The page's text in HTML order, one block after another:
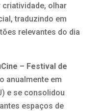
olhar
traduzindo em
relevantes do dia
– Festival de
anualmente em
e se consolidou
espaços de